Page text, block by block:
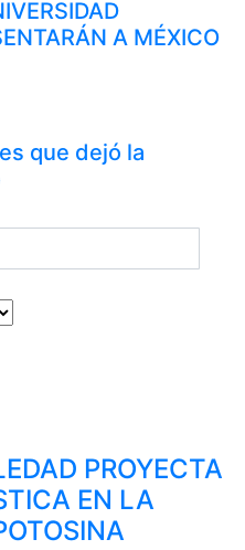
A MÉXICO
que dejó la
PROYECTA
EN LA